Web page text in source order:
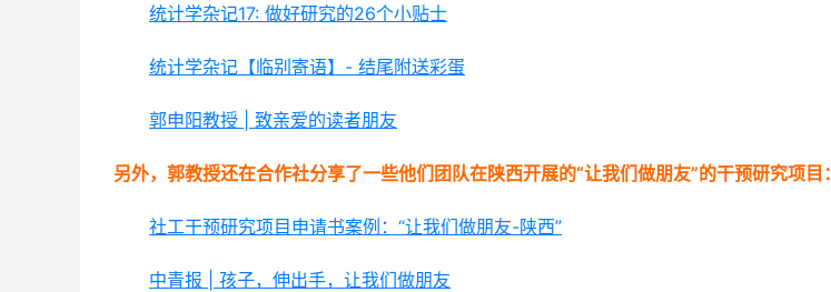
统计学杂记17: 做好研究的26个小贴士
统计学杂记【临别寄语】- 结尾附送彩蛋
郭申阳教授 | 致亲爱的读者朋友
另外，郭教授还在合作社分享了一些他们团队在陕西开展的“让我们做朋友”的干预研究项目：
社工干预研究项目申请书案例：“让我们做朋友-陕西”
中青报 | 孩子，伸出手，让我们做朋友